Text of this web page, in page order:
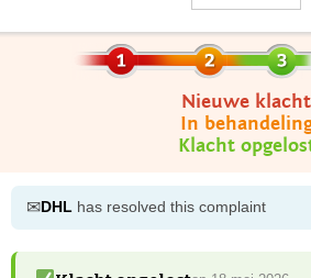
Nieuwe klacht
In
Klacht
✉DHL has resolved this complaint